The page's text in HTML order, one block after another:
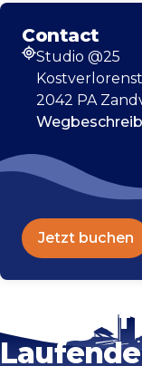
Contact
Adresse
Studio @25
2042 PA
Jetzt buchen
Bleib auf